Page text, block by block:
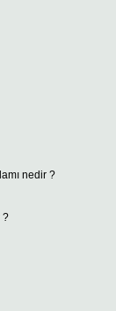
nedir ?
?